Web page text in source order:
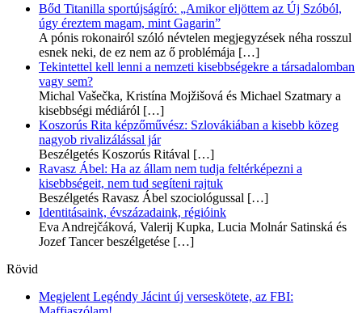
Bőd Titanilla sportújságíró: „Amikor eljöttem az Új Szóból,
úgy éreztem magam, mint Gagarin”
A pónis rokonairól szóló névtelen megjegyzések néha rosszul
esnek neki, de ez nem az ő problémája […]
Tekintettel kell lenni a nemzeti kisebbségekre a társadalomban
vagy sem?
Michal Vašečka, Kristína Mojžišová és Michael Szatmary a
kisebbségi médiáról […]
Koszorús Rita képzőművész: Szlovákiában a kisebb közeg
nagyob rivalizálással jár
Beszélgetés Koszorús Ritával […]
Ravasz Ábel: Ha az állam nem tudja feltérképezni a
kisebbségeit, nem tud segíteni rajtuk
Beszélgetés Ravasz Ábel szociológussal […]
Identitásaink, évszázadaink, régióink
Eva Andrejčáková, Valerij Kupka, Lucia Molnár Satinská és
Jozef Tancer beszélgetése […]
Rövid
Megjelent Legéndy Jácint új verseskötete, az FBI: